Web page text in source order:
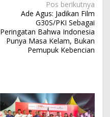
Pos berikutnya
Ade Agus: Jadikan Film
G30S/PKI Sebagai
Peringatan Bahwa Indonesia
Punya Masa Kelam, Bukan
Pemupuk Kebencian